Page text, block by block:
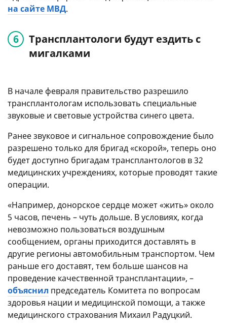
на сайте МВД.
Трансплантологи будут ездить с
мигалками
В начале февраля правительство разрешило
трансплантологам использовать специальные
звуковые и световые устройства синего цвета.
Ранее звуковое и сигнальное сопровождение было
разрешено только для бригад «скорой», теперь оно
будет доступно бригадам трансплантологов в 32
медицинских учреждениях, которые проводят такие
операции.
«Например, донорское сердце может «жить» около
5 часов, печень – чуть дольше. В условиях, когда
невозможно пользоваться воздушным
сообщением, органы приходится доставлять в
другие регионы автомобильным транспортом. Чем
раньше его доставят, тем больше шансов на
проведение качественной трансплантации», –
объяснил председатель Комитета по вопросам
здоровья нации и медицинской помощи, а также
медицинского страхования Михаил Радуцкий.